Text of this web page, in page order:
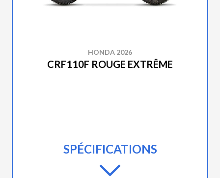
HONDA 2026
CRF110F ROUGE EXTRÊME
SPÉCIFICATIONS